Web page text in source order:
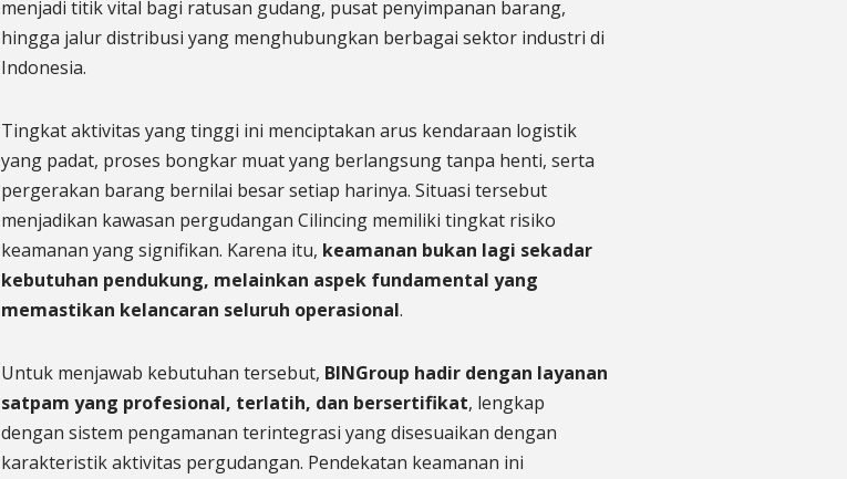
menjadi titik vital bagi ratusan gudang, pusat penyimpanan barang,
hingga jalur distribusi yang menghubungkan berbagai sektor industri di
Indonesia.
Tingkat aktivitas yang tinggi ini menciptakan arus kendaraan logistik
yang padat, proses bongkar muat yang berlangsung tanpa henti, serta
pergerakan barang bernilai besar setiap harinya. Situasi tersebut
menjadikan kawasan pergudangan Cilincing memiliki tingkat risiko
keamanan yang signifikan. Karena itu, keamanan bukan lagi sekadar
kebutuhan pendukung, melainkan aspek fundamental yang
memastikan kelancaran seluruh operasional.
Untuk menjawab kebutuhan tersebut, BINGroup hadir dengan layanan
satpam yang profesional, terlatih, dan bersertifikat, lengkap
dengan sistem pengamanan terintegrasi yang disesuaikan dengan
karakteristik aktivitas pergudangan. Pendekatan keamanan ini